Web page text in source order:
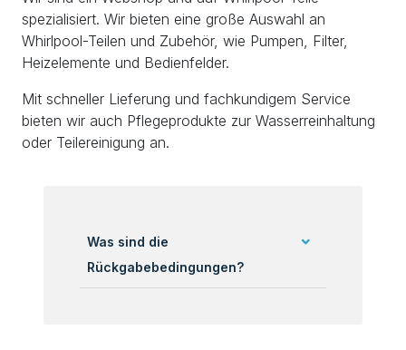
spezialisiert. Wir bieten eine große Auswahl an
Whirlpool-Teilen und Zubehör, wie Pumpen, Filter,
Heizelemente und Bedienfelder.
Mit schneller Lieferung und fachkundigem Service
bieten wir auch Pflegeprodukte zur Wasserreinhaltung
oder Teilereinigung an.
Was sind die
Rückgabebedingungen?